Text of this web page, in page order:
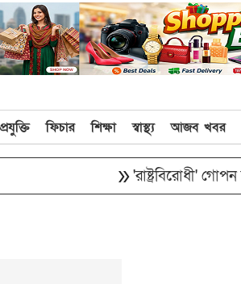
ফিচার শিক্ষা স্বাস্থ্য আজব খবর
'রাষ্ট্রবিরোধী' গোপন